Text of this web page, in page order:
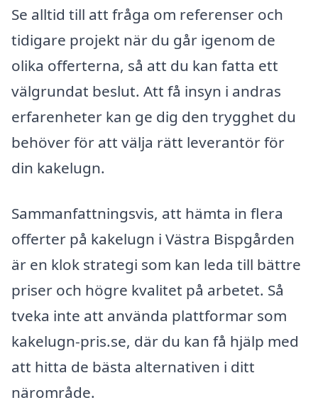
Se alltid till att fråga om referenser och
tidigare projekt när du går igenom de
olika offerterna, så att du kan fatta ett
välgrundat beslut. Att få insyn i andras
erfarenheter kan ge dig den trygghet du
behöver för att välja rätt leverantör för
din kakelugn.
Sammanfattningsvis, att hämta in flera
offerter på kakelugn i Västra Bispgården
är en klok strategi som kan leda till bättre
priser och högre kvalitet på arbetet. Så
tveka inte att använda plattformar som
kakelugn-pris.se, där du kan få hjälp med
att hitta de bästa alternativen i ditt
närområde.